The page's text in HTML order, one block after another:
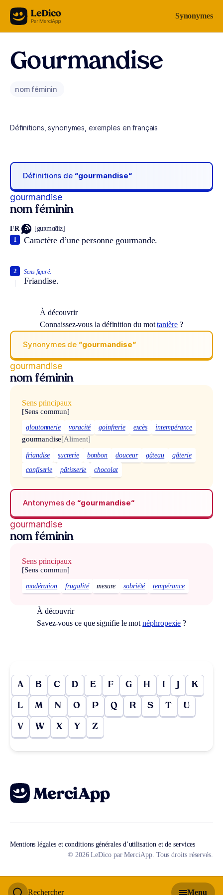
Aller au contenu Synonymes
Rechercher Menu
Gourmandise
nom féminin
Définitions, synonymes, exemples en français
Définitions de “gourmandise“
gourmandise
nom féminin
FR [guʀmɑ̃diz]
Caractère d’une personne gourmande.
1
Sens figuré.
Friandise.
2
À découvrir
Connaissez-vous la définition du mottanière?
Synonymes de “gourmandise“
gourmandise
nom féminin
Sens principaux
[Sens commun]
gloutonnerie voracité goinfrerie excès intempérance
gourmandise[Aliment]
friandise sucrerie bonbon douceur gâteau
gâterie
confiserie
pâtisserie chocolat
Antonymes de “gourmandise“
gourmandise
nom féminin
Sens principaux
[Sens commun]
modération frugalité mesure sobriété tempérance
À découvrir
Savez-vous ce que signifie le motnéphropexie ?
A B C D E F G H I J K
L M N O P Q R S T U
V W X Y Z
Mentions légales et conditions générales d’utilisation et de services
© 2026 LeDico par MerciApp. Tous droits réservés.